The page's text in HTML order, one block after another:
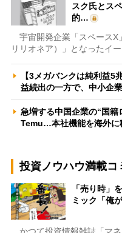
スク氏とス
的…
宇宙開発企業「スペースX
リリオネア）」となったイ
【3メガバンクは純利益5
益続出の一方で、中小企
急増する中国企業の“国
Temu…本社機能を海外
投資ノウハウ満載コ
「売り時」
ミック「俺
かつて投資情報雑誌「マ